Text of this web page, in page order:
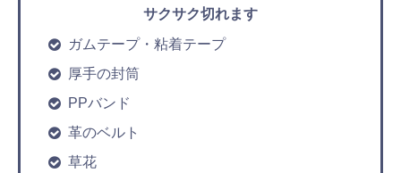
サクサク切れます
ガムテープ・粘着テープ
厚手の封筒
PPバンド
革のベルト
草花